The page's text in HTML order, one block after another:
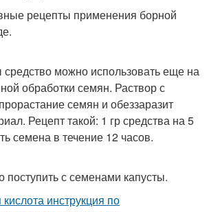
рецепты применения борной
средство можно использовать еще на
обработки семян. Раствор с
семян и обеззаразит
Рецепт такой: 1 гр средства на 5
семена в течение 12 часов.
с семенами капусты.